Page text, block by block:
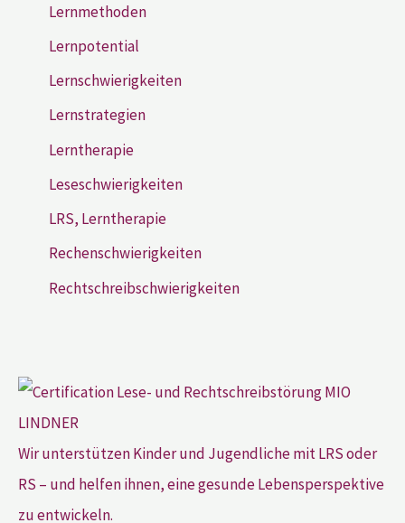
Lernmethoden
Lernpotential
Lernschwierigkeiten
Lernstrategien
Lerntherapie
Leseschwierigkeiten
LRS, Lerntherapie
Rechenschwierigkeiten
Rechtschreibschwierigkeiten
Wir unterstützen Kinder und Jugendliche mit LRS oder
RS – und helfen ihnen, eine gesunde Lebensperspektive
zu entwickeln.